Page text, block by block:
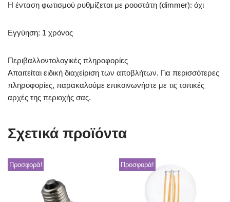
Η ένταση φωτισμού ρυθμίζεται με ροοστάτη (dimmer): όχι
Εγγύηση: 1 χρόνος
Περιβαλλοντολογικές πληροφορίες
Απαιτείται ειδική διαχείριση των αποβλήτων. Για περισσότερες
πληροφορίες, παρακαλούμε επικοινωνήστε με τις τοπικές
αρχές της περιοχής σας.
Σχετικά προϊόντα
Προσφορά! Προσφορά!